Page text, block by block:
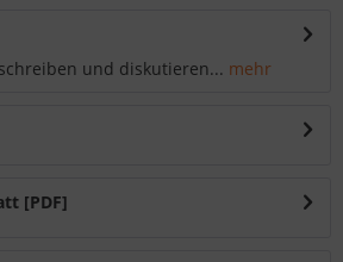
und diskutieren... mehr
[PDF]